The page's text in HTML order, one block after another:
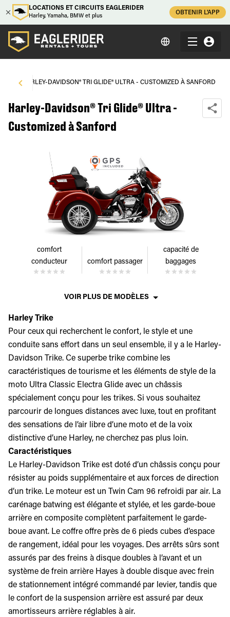
LOCATIONS ET CIRCUITS EAGLERIDER
Harley, Yamaha, BMW et plus
OBTENIR L'APP
HARLEY-DAVIDSON® TRI GLIDE® ULTRA - CUSTOMIZED À SANFORD
Harley-Davidson® Tri Glide® Ultra -
Customized à Sanford
comfort
conducteur
comfort passager
capacité de
baggages
VOIR PLUS DE MODÈLES
Harley Trike
Pour ceux qui recherchent le confort, le style et une
conduite sans effort dans un seul ensemble, il y a le Harley-
Davidson Trike. Ce superbe trike combine les
caractéristiques de tourisme et les éléments de style de la
moto Ultra Classic Electra Glide avec un châssis
spécialement conçu pour les trikes. Si vous souhaitez
parcourir de longues distances avec luxe, tout en profitant
des sensations de l’air libre d’une moto et de la voix
distinctive d’une Harley, ne cherchez pas plus loin.
Caractéristiques
Le Harley-Davidson Trike est doté d’un châssis conçu pour
résister au poids supplémentaire et aux forces de direction
d’un trike. Le moteur est un Twin Cam 96 refroidi par air. La
carénage batwing est élégante et stylée, et les garde-boue
arrière en composite complètent parfaitement le garde-
boue avant. Le coffre offre près de 6 pieds cubes d’espace
de rangement, idéal pour les voyages. Des arrêts sûrs sont
assurés par des freins à disque doubles à l’avant et un
système de frein arrière Hayes à double disque avec frein
de stationnement intégré commandé par levier, tandis que
le confort de la suspension arrière est assuré par deux
amortisseurs arrière réglables à air.